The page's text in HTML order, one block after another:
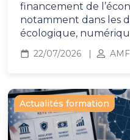
financement de
notamment dans les
écologique, numériqu
22/07/2026 AMF
Actualités formation